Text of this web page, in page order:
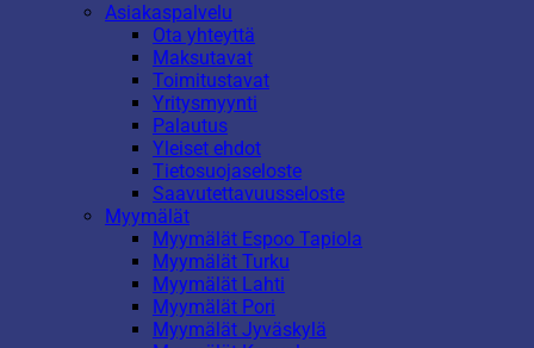
Asiakaspalvelu
Ota yhteyttä
Maksutavat
Toimitustavat
Yritysmyynti
Palautus
Yleiset ehdot
Tietosuojaseloste
Saavutettavuusseloste
Myymälät
Myymälät Espoo Tapiola
Myymälät Turku
Myymälät Lahti
Myymälät Pori
Myymälät Jyväskylä